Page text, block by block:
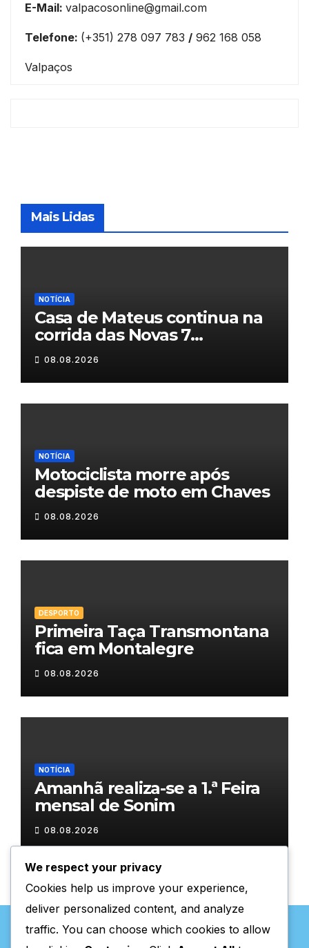
E-Mail: valpacosonline@gmail.com
Telefone: (+351) 278 097 783 / 962 168 058
Valpaços
Mais Lidas
NOTÍCIA
Casa de Mateus continua na
corrida das Novas 7
Maravilhas de Portugal
08.08.2026
NOTÍCIA
Motociclista morre após
despiste de moto em Chaves
08.08.2026
DESPORTO
Primeira Taça Transmontana
fica em Montalegre
08.08.2026
NOTÍCIA
Amanhã realiza-se a 1.ª Feira
mensal de Sonim
08.08.2026
We respect your privacy
Cookies help us improve your experience,
deliver personalized content, and analyze
traffic. You can choose which cookies to allow